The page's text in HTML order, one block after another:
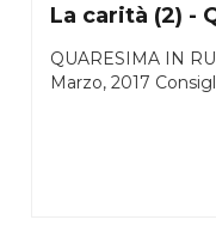
La carità (2) -
QUARESIMA IN
Marzo, 2017